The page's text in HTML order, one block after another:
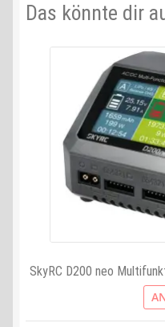
Das könnte dir
SkyRC D200 neo